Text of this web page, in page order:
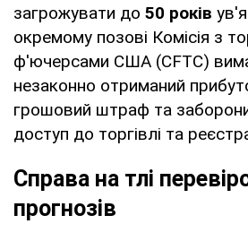
загрожувати до 50 років
окремому позові Комісія з
ф'ючерсами США (CFTC)
незаконно отриманий
грошовий штраф та
доступ до торгівлі та
Справа на тлі
прогнозів